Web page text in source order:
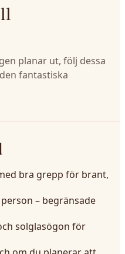
planar ut, följ dessa
fantastiska
bra grepp för brant,
– begränsade
solglasögon för